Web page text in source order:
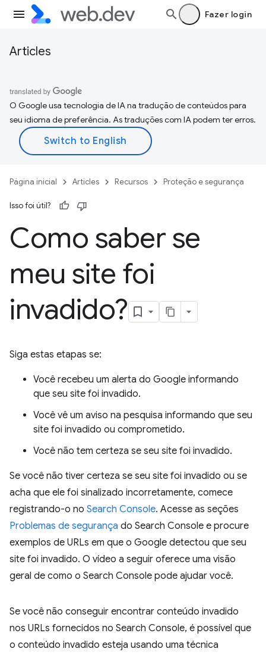
Fazer login
Articles
O Google usa tecnologia de IA na tradução de conteúdos para
seu idioma de preferência. As traduções com IA podem ter erros.
Página inicial Articles Recursos Proteção e segurança
Isso foi útil?
Como saber se
meu site foi
invadido?
Siga estas etapas se:
Você recebeu um alerta do Google informando
que seu site foi invadido.
Você vê um aviso na pesquisa informando que seu
site foi invadido ou comprometido.
Você não tem certeza se seu site foi invadido.
Se você não tiver certeza se seu site foi invadido ou se
acha que ele foi sinalizado incorretamente, comece
registrando-o no Search Console. Acesse as seções
Problemas de segurança do Search Console e procure
exemplos de URLs em que o Google detectou que seu
site foi invadido. O vídeo a seguir oferece uma visão
geral de como o Search Console pode ajudar você.
Se você não conseguir encontrar conteúdo invadido
nos URLs fornecidos no Search Console, é possível que
o conteúdo invadido esteja usando uma técnica